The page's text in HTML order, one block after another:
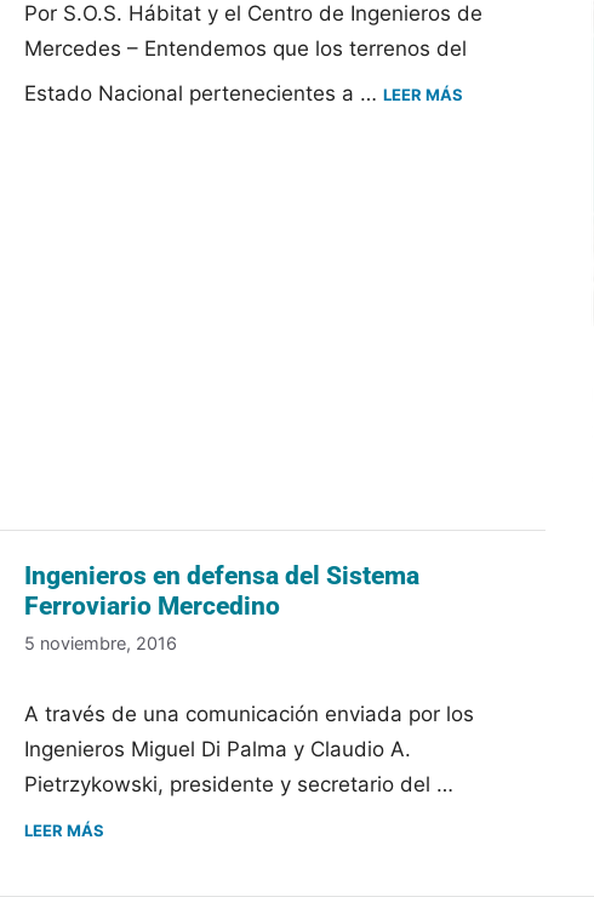
Por S.O.S. Hábitat y el Centro de Ingenieros de
Mercedes – Entendemos que los terrenos del
Estado Nacional pertenecientes a … LEER MÁS
Ingenieros en defensa del Sistema
Ferroviario Mercedino
5 noviembre, 2016
A través de una comunicación enviada por los
Ingenieros Miguel Di Palma y Claudio A.
Pietrzykowski, presidente y secretario del …
LEER MÁS